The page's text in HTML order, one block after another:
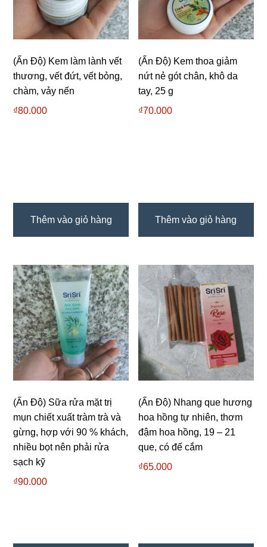
(Ấn Độ) Kem làm lành vết
thương, vết đứt, vết bỏng,
chàm, vảy nến
₫80.000
Thêm vào giỏ hàng
(Ấn Độ) Kem thoa giảm
nứt nẻ gót chân, khô da
tay, 25 g
₫70.000
Thêm vào giỏ hàng
(Ấn Độ) Sữa rửa mặt trị
mụn chiết xuất tràm trà và
gừng, hợp với 90 % khách,
nhiều bọt nên phải rửa
sạch kỹ
₫90.000
(Ấn Độ) Nhang que hương
hoa hồng tự nhiên, thơm
đậm hoa hồng, 19 – 21
que, có đế cắm
₫65.000